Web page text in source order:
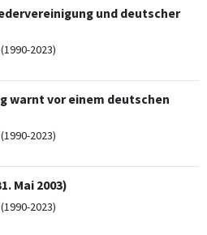
und deutscher
2023)
warnt vor einem deutschen
2023)
Mai 2003)
2023)